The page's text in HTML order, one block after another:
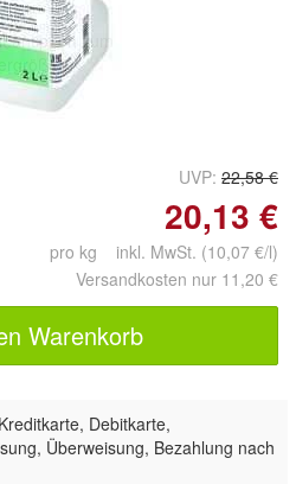
antippen zum
UVP: 22,58 €
20,13 €
pro kg inkl. MwSt. (10,07 €/l)
Versandkosten nur 11,20 €
Warenkorb
Debitkarte,
Überweisung, Bezahlung nach